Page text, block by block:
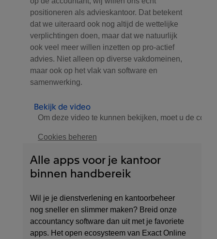
positioneren als advieskantoor. Dat betekent
dat we uiteraard ook nog altijd de wettelijke
verplichtingen doen, maar dat we natuurlijk
ook veel meer willen inzetten op pro-actief
advies. Niet alleen op diverse vakdomeinen,
maar ook op het vlak van software en
samenwerking.
Bekijk de video
Om deze video te kunnen bekijken, moet u de
Cookies beheren
Alle apps voor je kantoor
binnen handbereik
Wil je je dienstverlening en kantoorbeheer
nog sneller en slimmer maken? Breid onze
accountancy software dan uit met je favoriete
apps. Het open ecosysteem van Exact Online